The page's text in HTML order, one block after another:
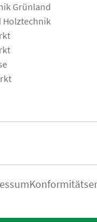
Grünland
Holztechnik